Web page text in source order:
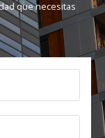
que necesitas